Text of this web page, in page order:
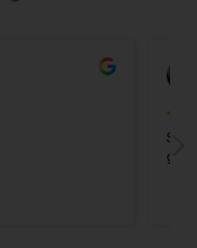
Do Donidó
Si trova ogni cosa ed in più il